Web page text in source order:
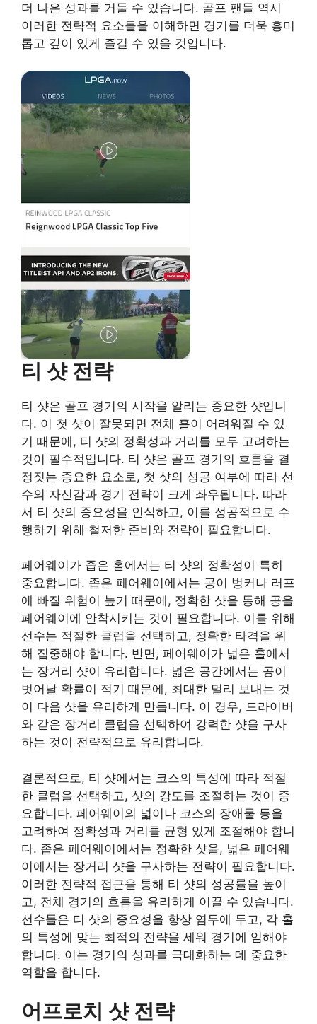
더 나은 성과를 거둘 수 있습니다. 골프 팬들 역시
이러한 전략적 요소들을 이해하면 경기를 더욱 흥미
롭고 깊이 있게 즐길 수 있을 것입니다.
티 샷 전략
티 샷은 골프 경기의 시작을 알리는 중요한 샷입니
다. 이 첫 샷이 잘못되면 전체 홀이 어려워질 수 있
기 때문에, 티 샷의 정확성과 거리를 모두 고려하는
것이 필수적입니다. 티 샷은 골프 경기의 흐름을 결
정짓는 중요한 요소로, 첫 샷의 성공 여부에 따라 선
수의 자신감과 경기 전략이 크게 좌우됩니다. 따라
서 티 샷의 중요성을 인식하고, 이를 성공적으로 수
행하기 위해 철저한 준비와 전략이 필요합니다.
페어웨이가 좁은 홀에서는 티 샷의 정확성이 특히
중요합니다. 좁은 페어웨이에서는 공이 벙커나 러프
에 빠질 위험이 높기 때문에, 정확한 샷을 통해 공을
페어웨이에 안착시키는 것이 필요합니다. 이를 위해
선수는 적절한 클럽을 선택하고, 정확한 타격을 위
해 집중해야 합니다. 반면, 페어웨이가 넓은 홀에서
는 장거리 샷이 유리합니다. 넓은 공간에서는 공이
벗어날 확률이 적기 때문에, 최대한 멀리 보내는 것
이 다음 샷을 유리하게 만듭니다. 이 경우, 드라이버
와 같은 장거리 클럽을 선택하여 강력한 샷을 구사
하는 것이 전략적으로 유리합니다.
결론적으로, 티 샷에서는 코스의 특성에 따라 적절
한 클럽을 선택하고, 샷의 강도를 조절하는 것이 중
요합니다. 페어웨이의 넓이나 코스의 장애물 등을
고려하여 정확성과 거리를 균형 있게 조절해야 합니
다. 좁은 페어웨이에서는 정확한 샷을, 넓은 페어웨
이에서는 장거리 샷을 구사하는 전략이 필요합니다.
이러한 전략적 접근을 통해 티 샷의 성공률을 높이
고, 전체 경기의 흐름을 유리하게 이끌 수 있습니다.
선수들은 티 샷의 중요성을 항상 염두에 두고, 각 홀
의 특성에 맞는 최적의 전략을 세워 경기에 임해야
합니다. 이는 경기의 성과를 극대화하는 데 중요한
역할을 합니다.
어프로치 샷 전략